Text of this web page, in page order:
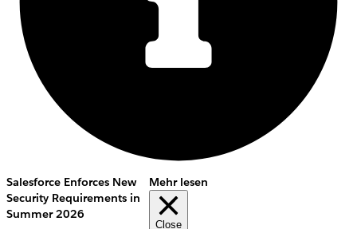
Salesforce Enforces New
Security Requirements in
Summer 2026
Mehr lesen
Close